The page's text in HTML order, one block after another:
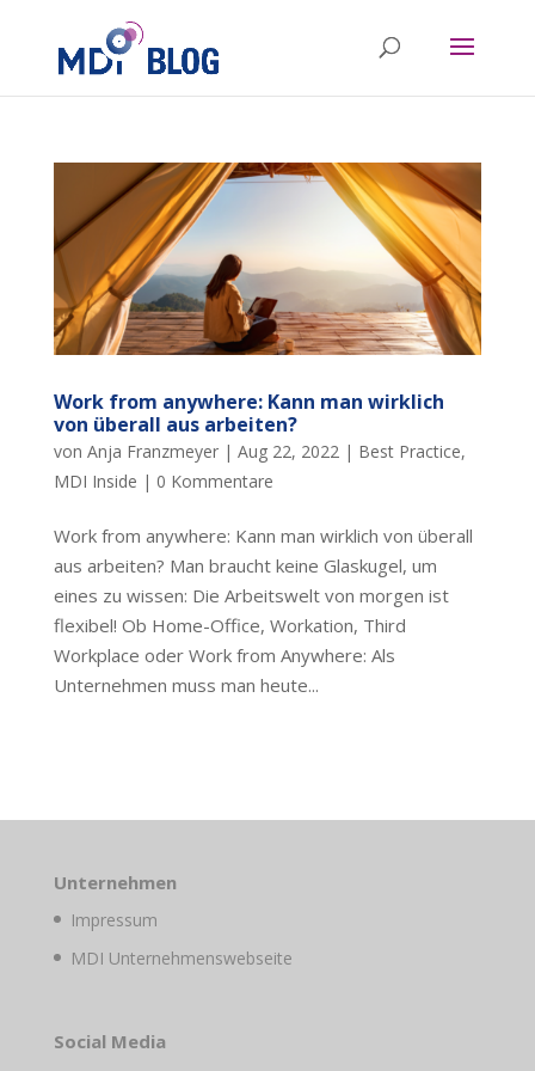
Work from anywhere: Kann man wirklich
von überall aus arbeiten?
von Anja Franzmeyer| Aug 22, 2022| Best Practice,
MDI Inside | 0 Kommentare
Work from anywhere: Kann man wirklich von überall
aus arbeiten? Man braucht keine Glaskugel, um
eines zu wissen: Die Arbeitswelt von morgen ist
flexibel! Ob Home-Office, Workation, Third
Workplace oder Work from Anywhere: Als
Unternehmen muss man heute...
Unternehmen
Impressum
MDI Unternehmenswebseite
Social Media